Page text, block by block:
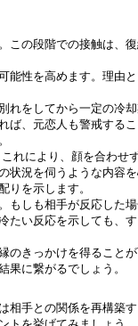
この段階での接触は、
性を高めます。理由
をしてから一定の冷
、元恋人も警戒する
れにより、顔を合わせ
況を伺うような内容
りを示します。
しも相手が反応した
たい反応を示しても、
のきっかけを得ること
果に繋がるでしょう。
手との関係を再構築